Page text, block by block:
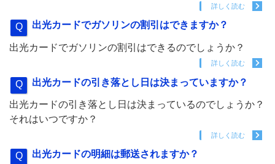
詳しく読む
出光カードでガソリンの割引はできますか？
出光カードでガソリンの割引はできるのでしょうか？
詳しく読む
出光カードの引き落とし日は決まっていますか？
出光カードの引き落とし日は決まっているのでしょうか？
それはいつですか？
詳しく読む
出光カードの明細は郵送されますか？